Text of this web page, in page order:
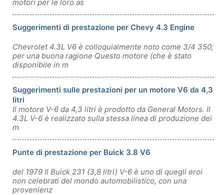
motori per le loro as
Suggerimenti di prestazione per Chevy 4.3 Engine
Chevrolet 4.3L V6 è colloquialmente noto come 3/4 350;
per una buona ragione Questo motore (che è stato
disponibile in m
Suggerimenti sulle prestazioni per un motore V6 da 4,3
litri
Il motore V-6 da 4,3 litri è prodotto da General Motors. Il
4.3L V-6 è realizzato sulla stessa linea di produzione dei
m
Punte di prestazione per Buick 3.8 V6
del 1979 Il Buick 231 (3,8 litri) V-6 è uno di quegli eroi
non celebrati del mondo automobilistico, con una
provenienz